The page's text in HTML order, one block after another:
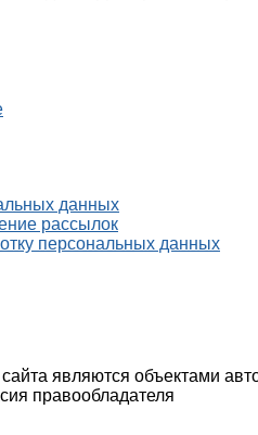
данных
рассылок
персональных данных
являются объектами
правообладателя